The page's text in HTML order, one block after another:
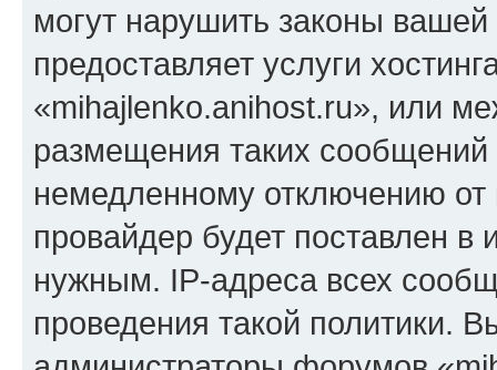
могут нарушить законы
предоставляет услуги
«mihajlenko.anihost.ru», или
размещения таких
немедленному отключению
провайдер будет поставлен в
нужным. IP-адреса всех
проведения такой политики.